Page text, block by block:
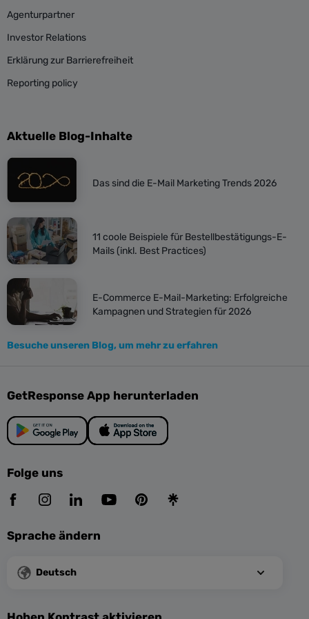
Agenturpartner
Investor Relations
Erklärung zur Barrierefreiheit
Reporting policy
Aktuelle Blog-Inhalte
Das sind die E-Mail Marketing Trends 2026
11 coole Beispiele für Bestellbestätigungs-E-
Mails (inkl. Best Practices)
E-Commerce E-Mail-Marketing: Erfolgreiche
Kampagnen und Strategien für 2026
Besuche unseren Blog, um mehr zu erfahren
GetResponse App herunterladen
Folge uns
Sprache ändern
Deutsch